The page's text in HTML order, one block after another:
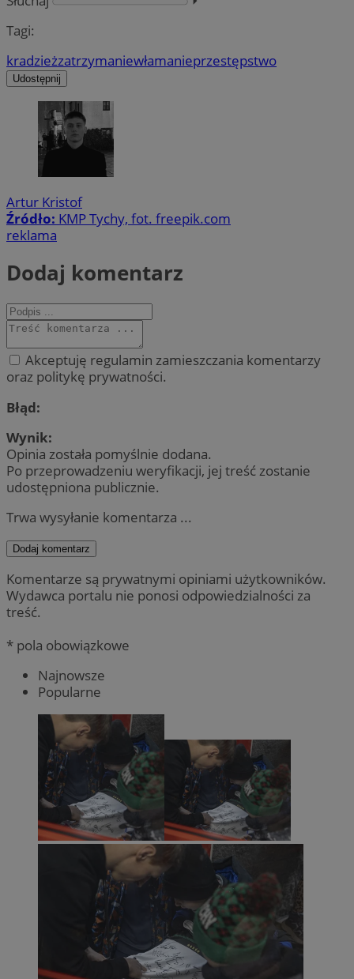
Tagi:
kradzieżzatrzymaniewłamanieprzestępstwo
Udostępnij
Artur Kristof
Źródło: KMP Tychy, fot. freepik.com
reklama
Dodaj komentarz
Akceptuję regulamin zamieszczania komentarzy
oraz politykę prywatności.
Błąd:
Wynik:
Opinia została pomyślnie dodana.
Po przeprowadzeniu weryfikacji, jej treść zostanie
udostępniona publicznie.
Trwa wysyłanie komentarza ...
Dodaj komentarz
Komentarze są prywatnymi opiniami użytkowników.
Wydawca portalu nie ponosi odpowiedzialności za
treść.
* pola obowiązkowe
Najnowsze
Popularne